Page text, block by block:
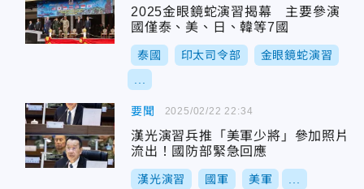
2025金眼鏡蛇演習揭幕 主要參演
國僅泰、美、日、韓等7國
泰國 印太司令部 金眼鏡蛇演習
要聞
漢光演習兵推「美軍少將」參加照片
流出！國防部緊急回應
漢光演習 國軍 美軍
2025/02/22 22:34